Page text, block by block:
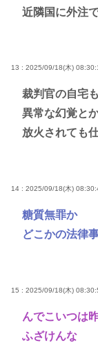
近隣国に外注
13 : 2025/09/18(木)
裁判官の自宅も
異常な幻覚と
放火されても
14 : 2025/09/18(木)
糖質無罪か
どこかの法律
15 : 2025/09/18(木)
んでこいつは
ふざけんな